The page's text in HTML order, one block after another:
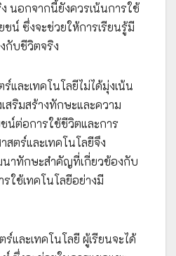
นอกจากนี้ยังควรเน้นการใช้
ชน์ ซึ่งจะช่วยให้การเรียนรู้มี
กับชีวิตจริง
และเทคโนโลยีไม่ได้มุ่งเน้น
สริมสร้างทักษะและความ
น์ต่อการใช้ชีวิตและการ
ตร์และเทคโนโลยีจึง
าทักษะสำคัญที่เกี่ยวข้องกับ
รใช้เทคโนโลยีอย่างมี
และเทคโนโลยี ผู้เรียนจะได้